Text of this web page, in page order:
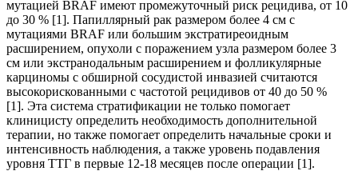
мутацией BRAF имеют промежуточный риск рецидива, от 10
до 30 % [1]. Папиллярный рак размером более 4 см с
мутациями BRAF или большим экстратиреоидным
расширением, опухоли с поражением узла размером более 3
см или экстранодальным расширением и фолликулярные
карциномы с обширной сосудистой инвазией считаются
высокорискованными с частотой рецидивов от 40 до 50 %
[1]. Эта система стратификации не только помогает
клиницисту определить необходимость дополнительной
терапии, но также помогает определить начальные сроки и
интенсивность наблюдения, а также уровень подавления
уровня ТТГ в первые 12-18 месяцев после операции [1].